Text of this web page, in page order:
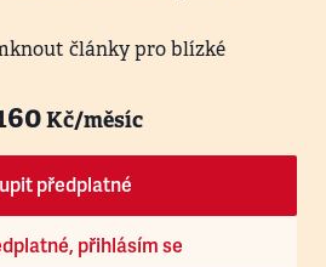
články pro blízké
Kč/měsíc
předplatné
přihlásím se